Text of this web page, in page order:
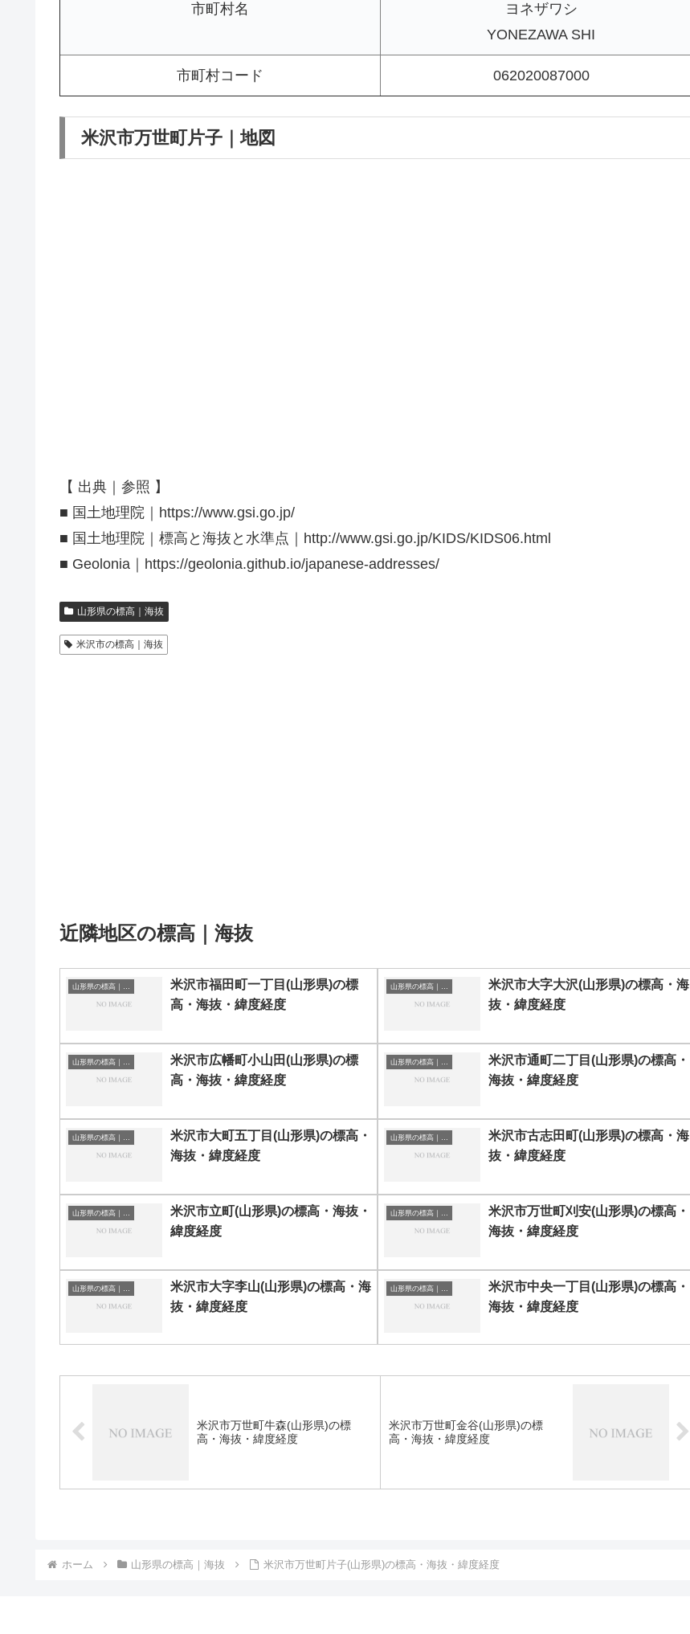
市町村名
ヨネザワシ
YONEZAWA SHI
市町村コード 062020087000
米沢市万世町片子｜地図
【 出典｜参照 】
■ 国土地理院｜https://www.gsi.go.jp/
■ 国土地理院｜標高と海抜と水準点｜http://www.gsi.go.jp/KIDS/KIDS06.html
■ Geolonia｜https://geolonia.github.io/japanese-addresses/
山形県の標高｜海抜
米沢市の標高｜海抜
近隣地区の標高｜海抜
米沢市福田町一丁目(山形県)の標
高・海抜・緯度経度
米沢市大字大沢(山形県)の標高・海
抜・緯度経度
米沢市広幡町小山田(山形県)の標
高・海抜・緯度経度
米沢市通町二丁目(山形県)の標高・
海抜・緯度経度
米沢市大町五丁目(山形県)の標高・
海抜・緯度経度
米沢市古志田町(山形県)の標高・海
抜・緯度経度
米沢市立町(山形県)の標高・海抜・
緯度経度
米沢市万世町刈安(山形県)の標高・
海抜・緯度経度
米沢市大字李山(山形県)の標高・海
抜・緯度経度
米沢市中央一丁目(山形県)の標高・
海抜・緯度経度
米沢市万世町牛森(山形県)の標
高・海抜・緯度経度
米沢市万世町金谷(山形県)の標
高・海抜・緯度経度
ホーム 山形県の標高｜海抜 米沢市万世町片子(山形県)の標高・海抜・緯度経度